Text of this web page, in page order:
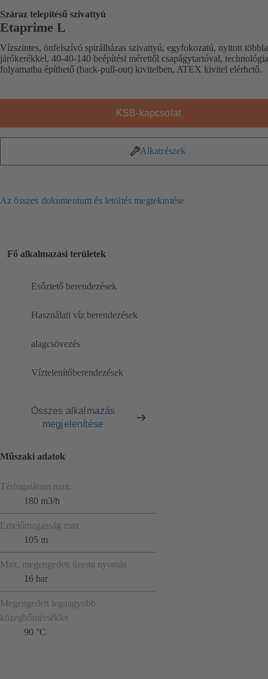
Száraz telepítésű szivattyú
Etaprime L
Vízszintes, önfelszívó spirálházas szivattyú, egyfokozatú, nyitott
járókerékkel, 40-40-140 beépítési mérettől csapágytartóval,
folyamatba építhető (back-pull-out) kivitelben, ATEX kivitel elérhető.
KSB-kapcsolat
Alkatrészek
Az összes dokumentum és letöltés megtekintése
Fő alkalmazási területek
Esőztető berendezések
Használati víz berendezések
alagcsövezés
Víztelenítőberendezések
Összes alkalmazás
megjelenítése
Műszaki adatok
Térfogatáram max.
180 m3/h
Emelőmagasság max.
105 m
Max. megengedett üzemi nyomás
16 bar
Megengedett legnagyobb
közeghőmérséklet
90 °C